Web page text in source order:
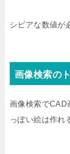
シビアな数値が
画像検索の
画像検索でCAD
っぽい絵は作れ